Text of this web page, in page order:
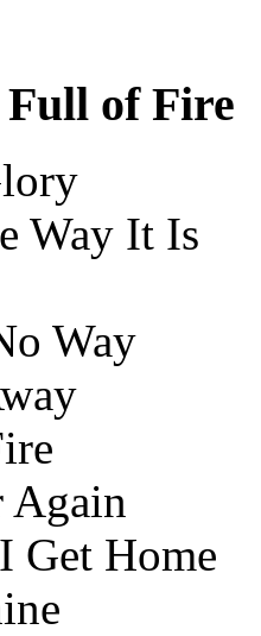
of Fire
Way It Is
Way
Again
Get Home